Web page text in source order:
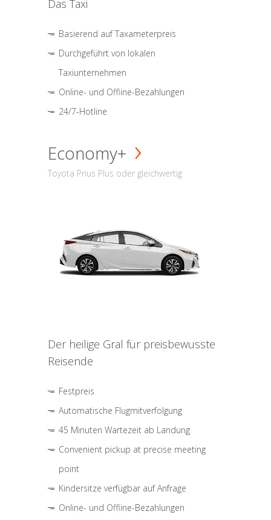
Das Taxi
Basierend auf Taxameterpreis
Durchgeführt von lokalen
Taxiunternehmen
Online- und Offline-Bezahlungen
24/7-Hotline
Economy+
Toyota Prius Plus oder gleichwertig
Der heilige Gral für preisbewusste
Reisende
Festpreis
Automatische Flugmitverfolgung
45 Minuten Wartezeit ab Landung
Convenient pickup at precise meeting
point
Kindersitze verfügbar auf Anfrage
Online- und Offline-Bezahlungen